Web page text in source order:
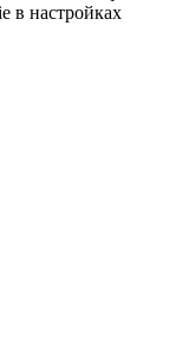
в настройках